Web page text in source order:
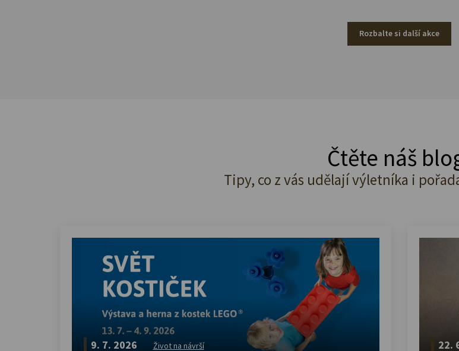
Rozbalte si další akce
Čtěte náš
Tipy, co z vás udělají výletníka i
9. 7. 2026 Život na návrší 22.